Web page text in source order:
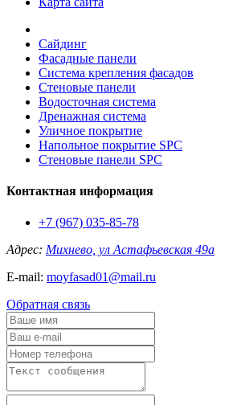
Сайдинг
Фасадные панели
Система крепления фасадов
Стеновые панели
Водосточная система
Дренажная система
Уличное покрытие
Напольное покрытие SPC
Стеновые панели SPC
Контактная информация
+7 (967) 035-85-78
Адрес: Михнево, ул Астафьевская 49а
E-mail: moyfasad01@mail.ru
Обратная связь